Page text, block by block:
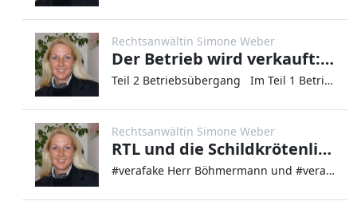
Rechtsanwältin Simone Weber
Der Betrieb wird verkauft: Gelten für Sie als Arbeitnehmer günstige Tarifverträge oder Betriebsvereinbarungen auch weiterhin?
Teil 2 Betriebsübergang Im Teil 1 Betriebsübergang hatte ich Ihnen erläutert, was es für Sie als Arbeitnehmer bedeute
Rechtsanwältin Simone Weber
RTL und die Schildkrötenliebhaber
#verafake Herr Böhmermann und #verafake amusiert Deutschland und zeigt einmal mehr, wie wichtig es ist, Verträge nicht u